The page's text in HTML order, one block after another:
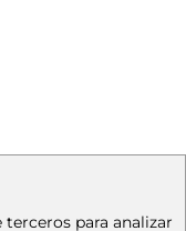
para analizar